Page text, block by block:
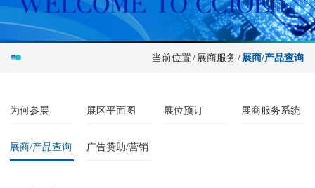
当前位置/ 展商服务 /展商/产品查询
为何参展 展区平面图 展位预订 展商服务系统
展商/产品查询 广告赞助/营销